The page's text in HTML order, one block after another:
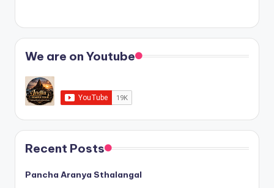
We are on Youtube
Recent Posts
Pancha Aranya Sthalangal